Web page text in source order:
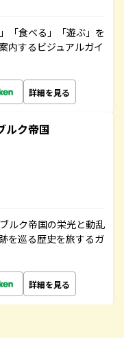
「食べる」「遊ぶ」を
内するビジュアルガイ
詳細を見る
ク帝国
ルク帝国の栄光と動乱
を巡る歴史を旅するガ
詳細を見る